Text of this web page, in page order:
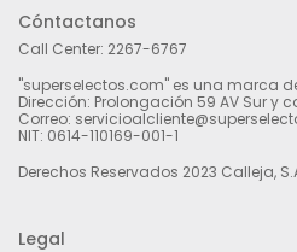
Cóntactanos
Call Center: 2267-6767
"superselectos.com" es una marca
Dirección: Prolongación 59 AV Sur y
Correo:
NIT: 0614-110169-001-1
Derechos Reservados 2023 Calleja,
Legal